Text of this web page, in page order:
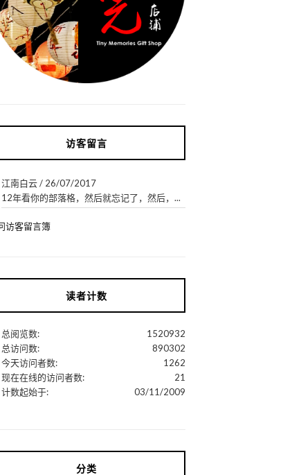
访客留言
江南白云/ 26/07/2017
12年看你的部落格，然后就忘记了，然后，...
访客留言簿
读者计数
1520932
总阅览数:
890302
总访问数:
1262
今天访问者数:
21
现在在线的访问者数:
03/11/2009
计数起始于:
分类